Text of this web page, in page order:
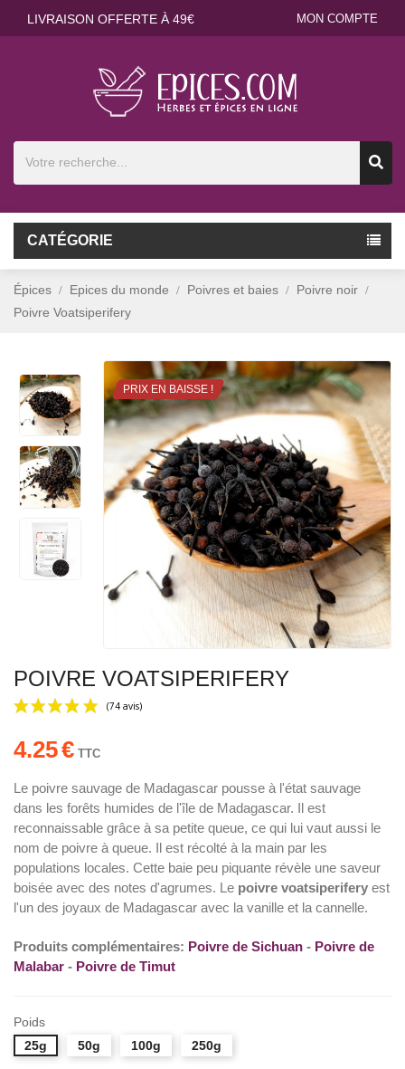
LIVRAISON OFFERTE À 49€ MON COMPTE
CATÉGORIE
Épices Epices du monde Poivres et baies
Poivre noir
Poivre Voatsiperifery
PRIX EN BAISSE !
POIVRE VOATSIPERIFERY
(74 avis)
4.25€ TTC
Le poivre sauvage de Madagascar pousse à l'état sauvage
dans les forêts humides de l'île de Madagascar. Il est
reconnaissable grâce à sa petite queue, ce qui lui vaut aussi le
nom de poivre à queue. Il est récolté à la main par les
populations locales. Cette baie peu piquante révèle une saveur
boisée avec des notes d'agrumes. Le poivre voatsiperifery est
l'un des joyaux de Madagascar avec la vanille et la cannelle.
Produits complémentaires: Poivre de Sichuan - Poivre de
Malabar - Poivre de Timut
Poids
25g
50g 100g 250g